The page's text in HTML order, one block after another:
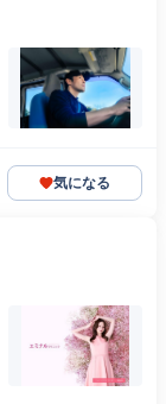
気になる